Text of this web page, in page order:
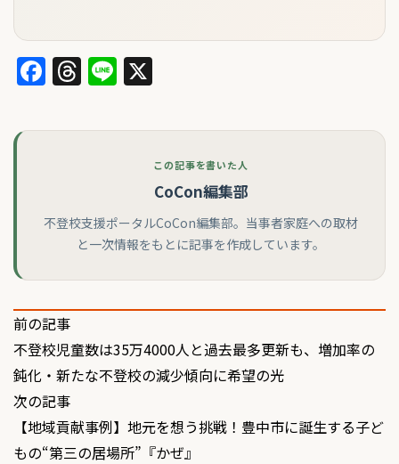
Facebook
Threads
Line
この記事を書いた人
CoCon編集部
不登校支援ポータルCoCon編集部。当事者家庭への取材
と一次情報をもとに記事を作成しています。
投
稿
ナ
ビ
前の記事
不登校児童数は35万4000人と過去最多更新も、増加率の
鈍化・新たな不登校の減少傾向に希望の光
次の記事
【地域貢献事例】地元を想う挑戦！豊中市に誕生する子ど
もの“第三の居場所”『かぜ』